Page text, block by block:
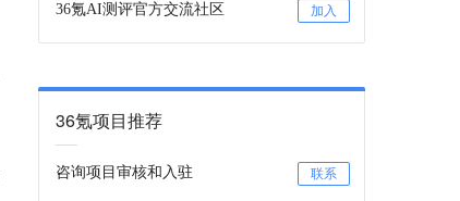
36氪AI测评官方交流社区 加入
36氪项目推荐
咨询项目审核和入驻 联系